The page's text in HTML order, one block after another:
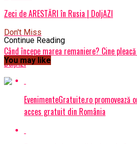
Zeci de ARESTĂRI în Rusia | DoljAZI
Don't Miss
Când începe marea remaniere? Cine
DoljAZI
Continue Reading
You may like
EvenimenteGratuite.ro promovează
acces gratuit din România